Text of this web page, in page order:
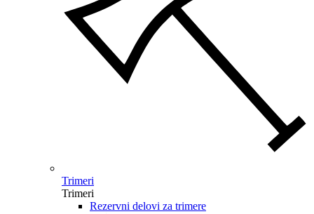
Trimeri
Trimeri
Rezervni delovi za trimere